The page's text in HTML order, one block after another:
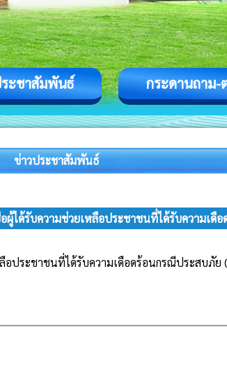
ะชาสัมพันธ์ กระดานถาม-
ข่าวประชาสัมพันธ์
ผู้ได้รับความช่วยเหลือประชาชนที่ได้รับความเดื
อประชาชนที่ได้รับความเดือดร้อนกรณีประสบภัย